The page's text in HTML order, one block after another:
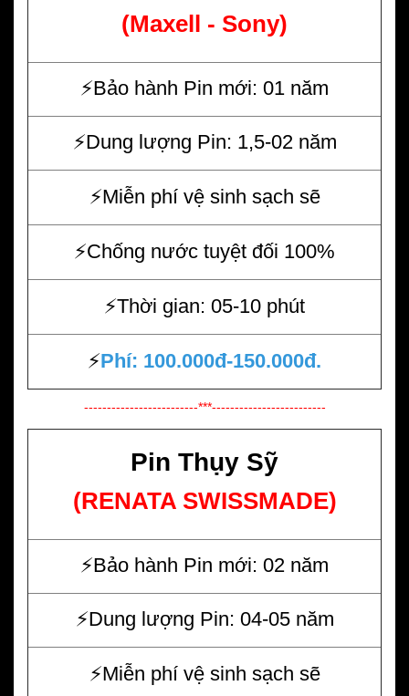
(Maxell - Sony)
⚡️Bảo hành Pin mới: 01 năm
⚡️Dung lượng Pin: 1,5-02 năm
⚡️Miễn phí vệ sinh sạch sẽ
⚡️Chống nước tuyệt đối 100%
⚡️Thời gian: 05-10 phút
⚡️Phí: 100.000đ-150.000đ.
-------------------------***-------------------------
Pin Thụy Sỹ
(RENATA SWISSMADE)
⚡️Bảo hành Pin mới: 02 năm
⚡️Dung lượng Pin: 04-05 năm
⚡️Miễn phí vệ sinh sạch sẽ